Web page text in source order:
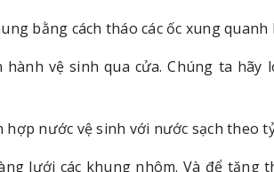
bằng cách tháo các ốc xung quanh
vệ sinh qua cửa. Chúng ta hãy
nước vệ sinh với nước sạch theo
lưới các khung nhôm. Và để tăng